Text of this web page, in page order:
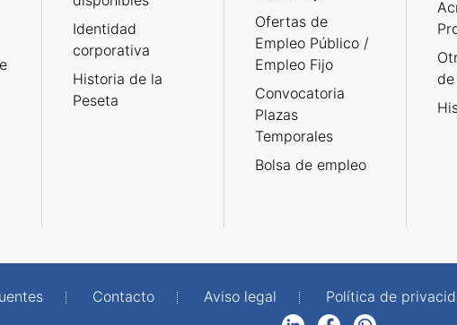
Identidad
corporativa
Historia de la
Peseta
Ofertas de
Empleo Público /
Empleo Fijo
Convocatoria
Plazas
Temporales
Bolsa de empleo
Contacto Aviso legal Política de